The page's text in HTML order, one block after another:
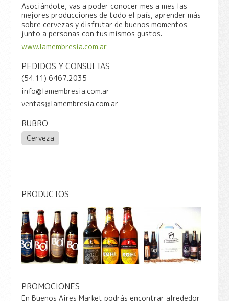
Asociándote, vas a poder conocer mes a mes las
mejores producciones de todo el país, aprender más
sobre cervezas y disfrutar de buenos momentos
junto a personas con tus mismos gustos.
www.lamembresia.com.ar
PEDIDOS Y CONSULTAS
(54.11) 6467.2035
info@lamembresia.com.ar
ventas@lamembresia.com.ar
RUBRO
Cerveza
PRODUCTOS
PROMOCIONES
En Buenos Aires Market podrás encontrar alrededor